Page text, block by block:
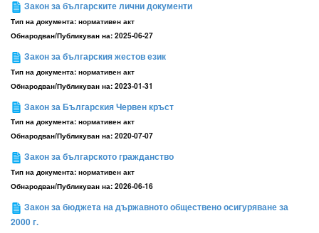
Закон за българските лични документи
Тип на документа: нормативен акт
Обнародван/Публикуван на: 2025-06-27
Закон за българския жестов език
Тип на документа: нормативен акт
Обнародван/Публикуван на: 2023-01-31
Закон за Българския Червен кръст
Тип на документа: нормативен акт
Обнародван/Публикуван на: 2020-07-07
Закон за българското гражданство
Тип на документа: нормативен акт
Обнародван/Публикуван на: 2026-06-16
Закон за бюджета на държавното обществено осигуряване за
2000 г.